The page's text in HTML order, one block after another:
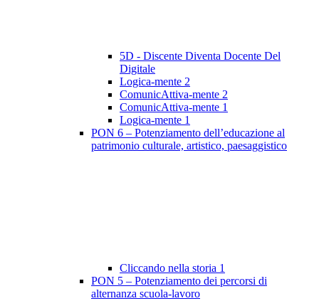
5D - Discente Diventa Docente Del
Digitale
Logica-mente 2
ComunicAttiva-mente 2
ComunicAttiva-mente 1
Logica-mente 1
PON 6 – Potenziamento dell’educazione al
patrimonio culturale, artistico, paesaggistico
Cliccando nella storia 1
PON 5 – Potenziamento dei percorsi di
alternanza scuola-lavoro